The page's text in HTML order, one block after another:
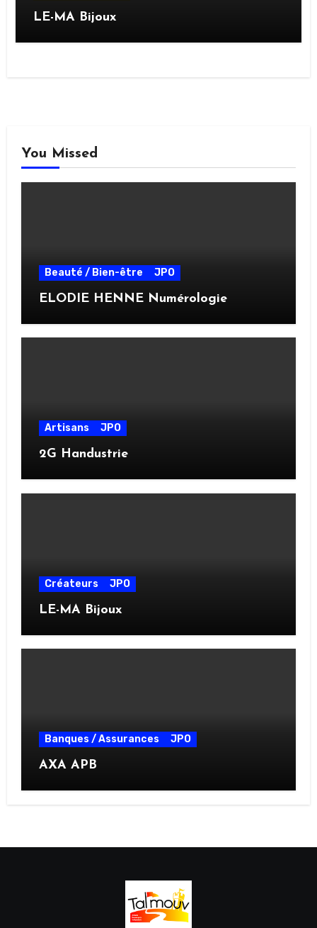
LE-MA Bijoux
You Missed
Beauté / Bien-être JPO
ELODIE HENNE Numérologie
Artisans JPO
2G Handustrie
Créateurs JPO
LE-MA Bijoux
Banques / Assurances JPO
AXA APB